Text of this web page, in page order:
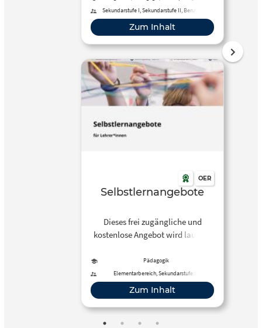
Smartphone und Tablets genutzt
werden können.
Sekundarstufe I, Sekundarstufe II, Berufliche
Bildung, Erwachsenenbildung
Zum Inhalt
OER
Selbstlernangebote
Dieses frei zugängliche und
kostenlose Angebot wird laufend
Lehrerinnen und Lehrer aller
Schultypen, an
Lehramtsstudierende und an
andere Interessierte.
Pädagogik
Elementarbereich, Sekundarstufe I,
Sekundarstufe II
Zum Inhalt